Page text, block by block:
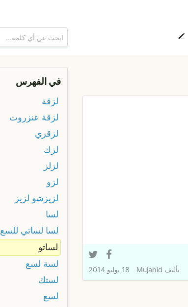
تأليف Mujahid 18 يوليو 2014
في الفهرس
لزقة
لزقة عنزروت
لزقري
لزك
لزلز
لزو
لزيزشو لزيز
لسا
لسا لساتي للسع
لساتو
لسة لسع
لستك
لسع